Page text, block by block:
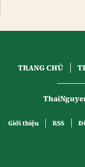
TRANG CHỦ
Giới thiệu RSS